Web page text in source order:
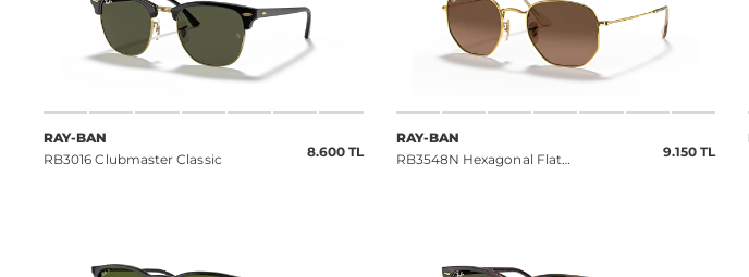
RAY-BAN
RB3016 Clubmaster Classic
8.600 TL
RAY-BAN
RB3548N Hexagonal Flat
9.150 TL